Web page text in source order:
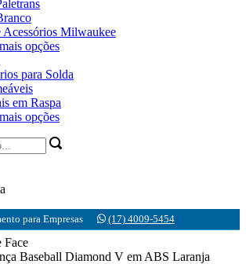
Acessórios Milwaukee
opções
para Solda
em Raspa
opções
para Empresas (17) 4009-5454
Face
Baseball Diamond V em ABS Laranja